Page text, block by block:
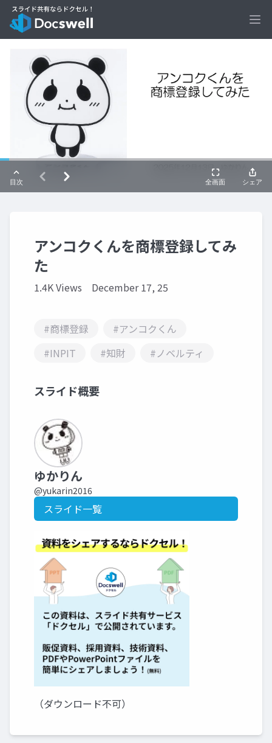
アンコクくんを商標登録してみ
た
1.4K Views December 17, 25
#商標登録
#アンコクくん
#INPIT
#知財 #ノベルティ
スライド概要
ゆかりん
@yukarin2016
スライド一覧
（ダウンロード不可）